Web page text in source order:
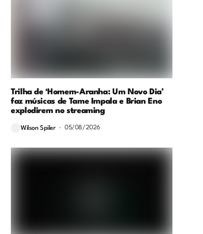
Trilha de ‘Homem-Aranha: Um Novo Dia’
faz músicas de Tame Impala e Brian Eno
explodirem no streaming
Wilson Spiler 05/08/2026